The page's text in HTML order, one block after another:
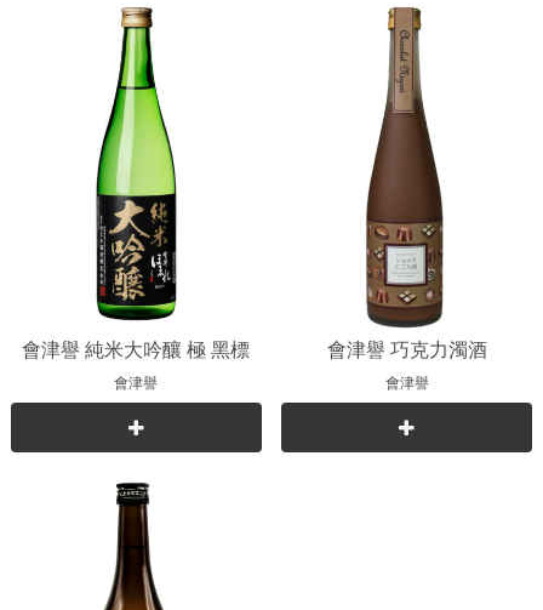
會津譽 純米大吟釀 極 黑標
會津譽
會津譽 巧克力濁酒
會津譽